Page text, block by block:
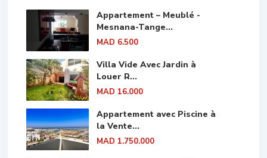
Appartement – Meublé -
Mesnana-Tange...
MAD 6.500
Villa Vide Avec Jardin à
Louer R...
MAD 16.000
Appartement avec Piscine à
la Vente...
MAD 1.750.000